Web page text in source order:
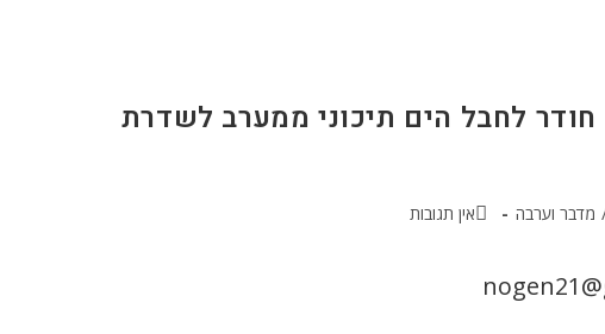
רכפתן מדברי Ochradenus baccatus חודר לחבל הים תיכוני ממערב לשדרת
מדבר וערבה אין תגובות